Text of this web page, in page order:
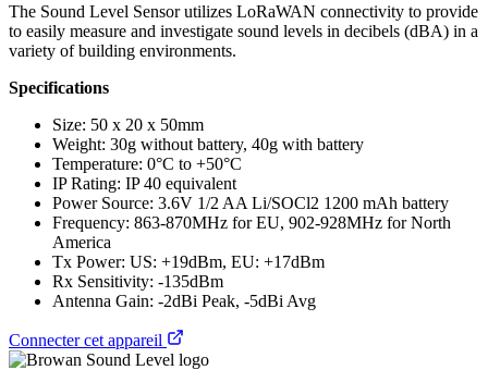
The Sound Level Sensor utilizes LoRaWAN connectivity to provide
to easily measure and investigate sound levels in decibels (dBA) in a
variety of building environments.
Specifications
Size: 50 x 20 x 50mm
Weight: 30g without battery, 40g with battery
Temperature: 0°C to +50°C
IP Rating: IP 40 equivalent
Power Source: 3.6V 1/2 AA Li/SOCl2 1200 mAh battery
Frequency: 863-870MHz for EU, 902-928MHz for North
America
Tx Power: US: +19dBm, EU: +17dBm
Rx Sensitivity: -135dBm
Antenna Gain: -2dBi Peak, -5dBi Avg
Connecter cet appareil